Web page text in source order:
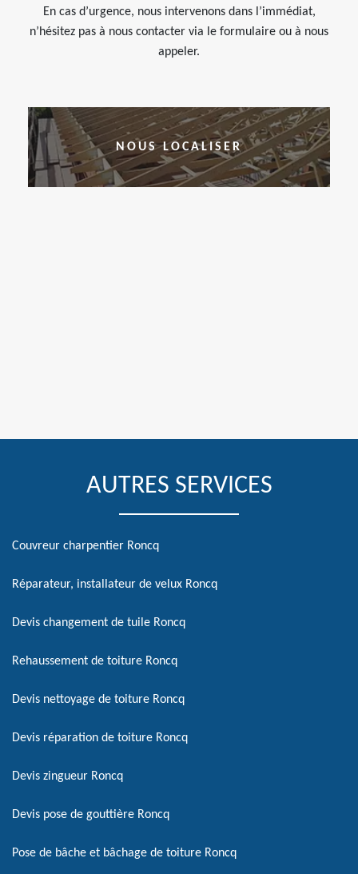
En cas d’urgence, nous intervenons dans l’immédiat,
n’hésitez pas à nous contacter via le formulaire ou à nous
appeler.
NOUS LOCALISER
AUTRES SERVICES
Couvreur charpentier Roncq
Réparateur, installateur de velux Roncq
Devis changement de tuile Roncq
Rehaussement de toiture Roncq
Devis nettoyage de toiture Roncq
Devis réparation de toiture Roncq
Devis zingueur Roncq
Devis pose de gouttière Roncq
Pose de bâche et bâchage de toiture Roncq